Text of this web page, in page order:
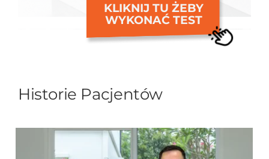
KLIKNIJ TU ŻEBY
WYKONAĆ TEST
Historie Pacjentów